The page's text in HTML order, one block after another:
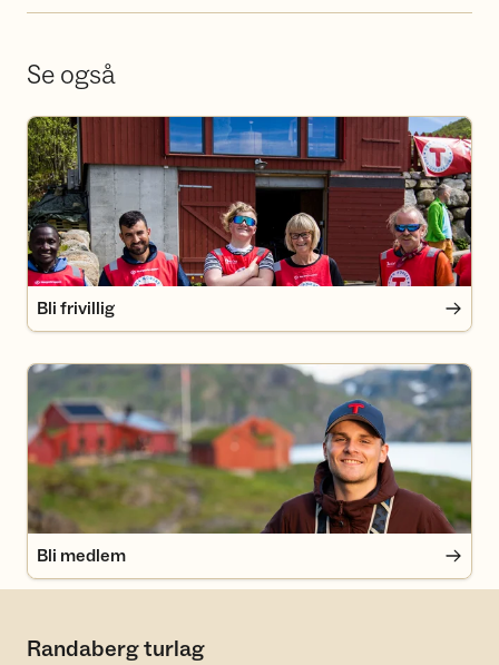
Se også
Bli frivillig
Bli frivillig
Bli medlem
Bli medlem
Randaberg turlag